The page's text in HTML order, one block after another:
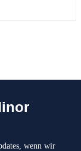
wenn wir